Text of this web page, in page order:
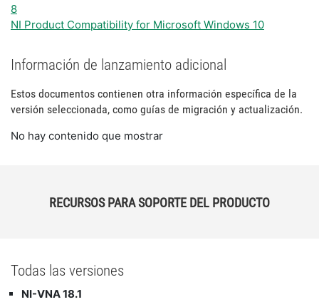
8
NI Product Compatibility for Microsoft Windows 10
Información de lanzamiento adicional
Estos documentos contienen otra información específica de la
versión seleccionada, como guías de migración y actualización.
No hay contenido que mostrar
RECURSOS PARA SOPORTE DEL PRODUCTO
Todas las versiones
NI-VNA 18.1